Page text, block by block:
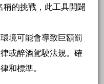
的挑戰，此工具開闢
境可能會導致巨額罰
或醉酒駕駛法規。確
和標準。